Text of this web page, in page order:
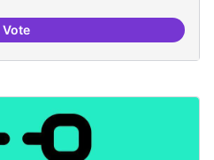
VoteTallers de col·laboració